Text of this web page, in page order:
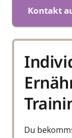
Kontakt
Du